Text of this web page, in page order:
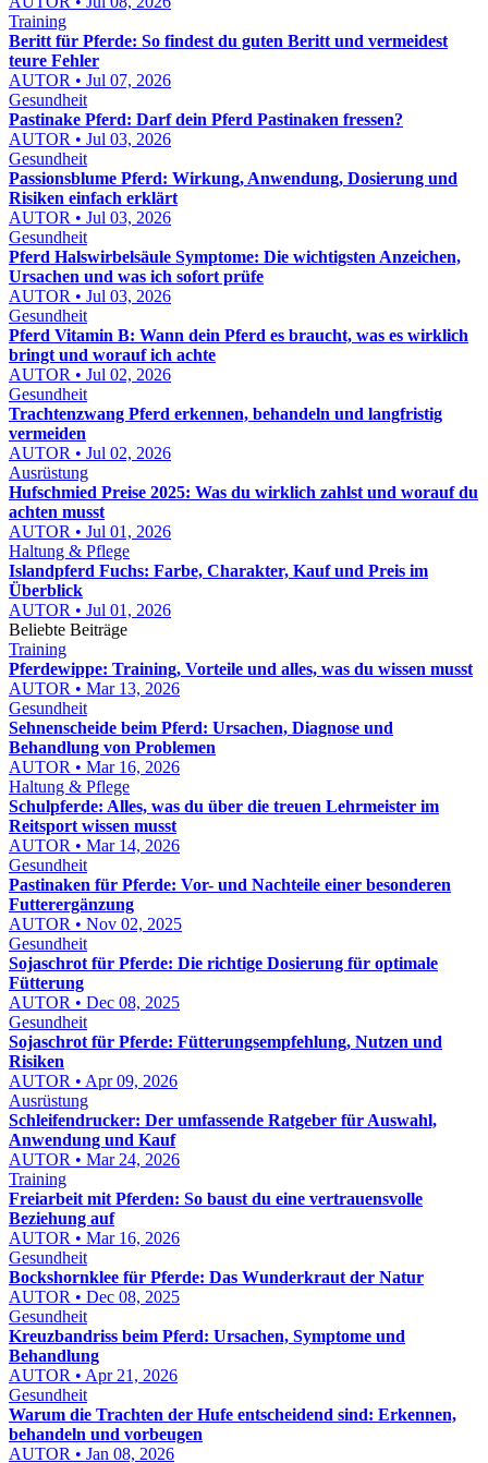
Training
Beritt für Pferde: So findest du guten Beritt und vermeidest
teure Fehler
AUTOR • Jul 07, 2026
Gesundheit
Pastinake Pferd: Darf dein Pferd Pastinaken fressen?
AUTOR • Jul 03, 2026
Gesundheit
Passionsblume Pferd: Wirkung, Anwendung, Dosierung und
Risiken einfach erklärt
AUTOR • Jul 03, 2026
Gesundheit
Pferd Halswirbelsäule Symptome: Die wichtigsten Anzeichen,
Ursachen und was ich sofort prüfe
AUTOR • Jul 03, 2026
Gesundheit
Pferd Vitamin B: Wann dein Pferd es braucht, was es wirklich
bringt und worauf ich achte
AUTOR • Jul 02, 2026
Gesundheit
Trachtenzwang Pferd erkennen, behandeln und langfristig
vermeiden
AUTOR • Jul 02, 2026
Ausrüstung
Hufschmied Preise 2025: Was du wirklich zahlst und worauf du
achten musst
AUTOR • Jul 01, 2026
Haltung & Pflege
Islandpferd Fuchs: Farbe, Charakter, Kauf und Preis im
Überblick
AUTOR • Jul 01, 2026
Beliebte Beiträge
Training
Pferdewippe: Training, Vorteile und alles, was du wissen musst
AUTOR • Mar 13, 2026
Gesundheit
Sehnenscheide beim Pferd: Ursachen, Diagnose und
Behandlung von Problemen
AUTOR • Mar 16, 2026
Haltung & Pflege
Schulpferde: Alles, was du über die treuen Lehrmeister im
Reitsport wissen musst
AUTOR • Mar 14, 2026
Gesundheit
Pastinaken für Pferde: Vor- und Nachteile einer besonderen
Futterergänzung
AUTOR • Nov 02, 2025
Gesundheit
Sojaschrot für Pferde: Die richtige Dosierung für optimale
Fütterung
AUTOR • Dec 08, 2025
Gesundheit
Sojaschrot für Pferde: Fütterungsempfehlung, Nutzen und
Risiken
AUTOR • Apr 09, 2026
Ausrüstung
Schleifendrucker: Der umfassende Ratgeber für Auswahl,
Anwendung und Kauf
AUTOR • Mar 24, 2026
Training
Freiarbeit mit Pferden: So baust du eine vertrauensvolle
Beziehung auf
AUTOR • Mar 16, 2026
Gesundheit
Bockshornklee für Pferde: Das Wunderkraut der Natur
AUTOR • Dec 08, 2025
Gesundheit
Kreuzbandriss beim Pferd: Ursachen, Symptome und
Behandlung
AUTOR • Apr 21, 2026
Gesundheit
Warum die Trachten der Hufe entscheidend sind: Erkennen,
behandeln und vorbeugen
AUTOR • Jan 08, 2026